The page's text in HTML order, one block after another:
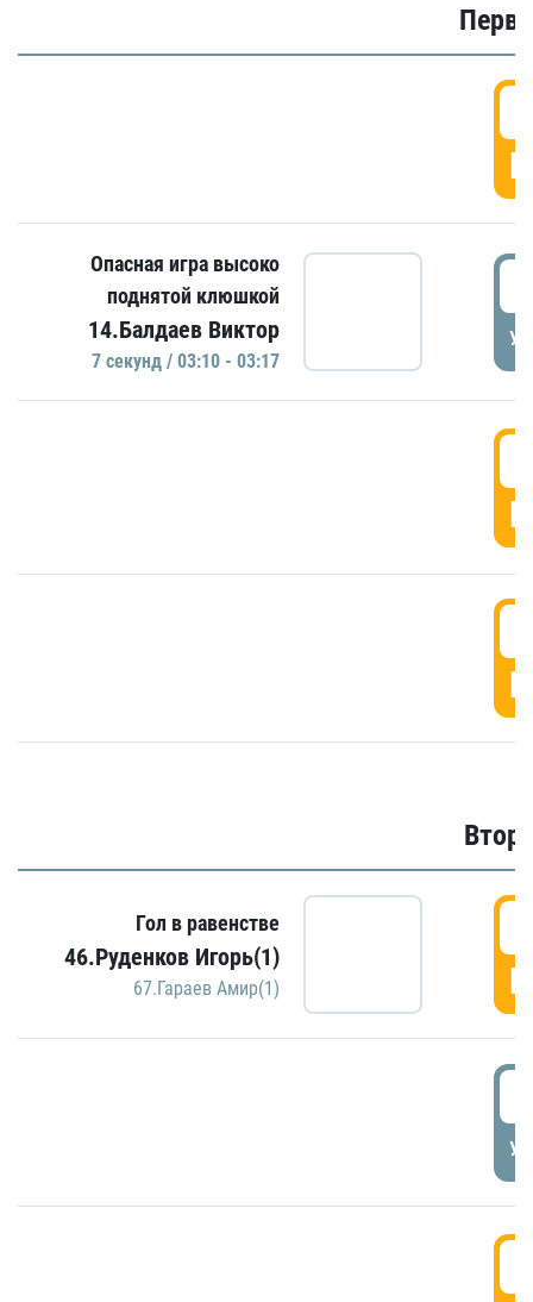
Опасная игра высоко
поднятой клюшкой
14.Балдаев Виктор
7 секунд / 03:10 - 03:17
Гол в равенстве
46.Руденков Игорь(1)
67.Гараев Амир(1)